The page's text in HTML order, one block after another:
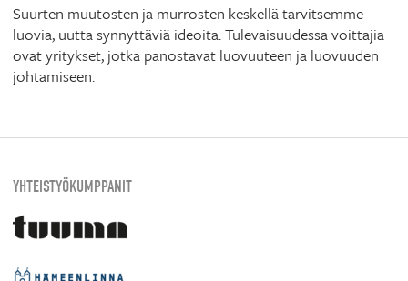
Suurten muutosten ja murrosten keskellä tarvitsemme
luovia, uutta synnyttäviä ideoita. Tulevaisuudessa voittajia
ovat yritykset, jotka panostavat luovuuteen ja luovuuden
johtamiseen.
YHTEISTYÖKUMPPANIT